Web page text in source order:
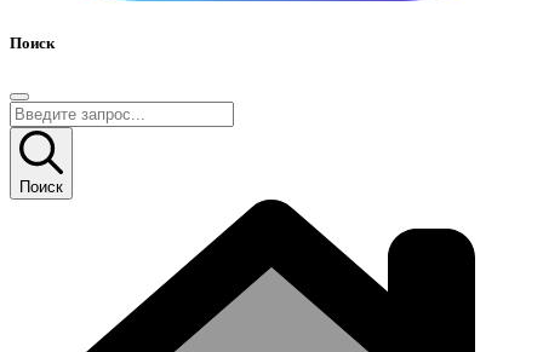
Поиск
Поиск